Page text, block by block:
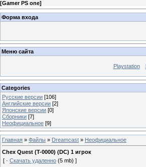
[Gamer PS one]
Форма входа
Меню сайта
Playstation
Categories
Русские версии [106]
Английские версии [2]
Японские версии [0]
Сборники [7]
Неофициальное [9]
Главная » Файлы » Dreamcast » Неофициальное
Chex Quest (T-0000) (DC) 1 игрок
[ · Скачать удаленно (5 mb) ]